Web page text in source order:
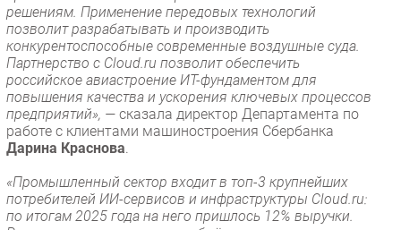
решениям. Применение передовых технологий
позволит разрабатывать и производить
конкурентоспособные современные воздушные суда.
Партнерство с Cloud.ru позволит обеспечить
российское авиастроение ИТ-фундаментом для
повышения качества и ускорения ключевых процессов
предприятий», — сказала директор Департамента по
работе с клиентами машиностроения Сбербанка
Дарина Краснова
«Промышленный сектор входит в топ-3 крупнейших
потребителей ИИ-сервисов и инфраструктуры Cloud.ru:
по итогам 2025 года на него пришлось 12% выручки.